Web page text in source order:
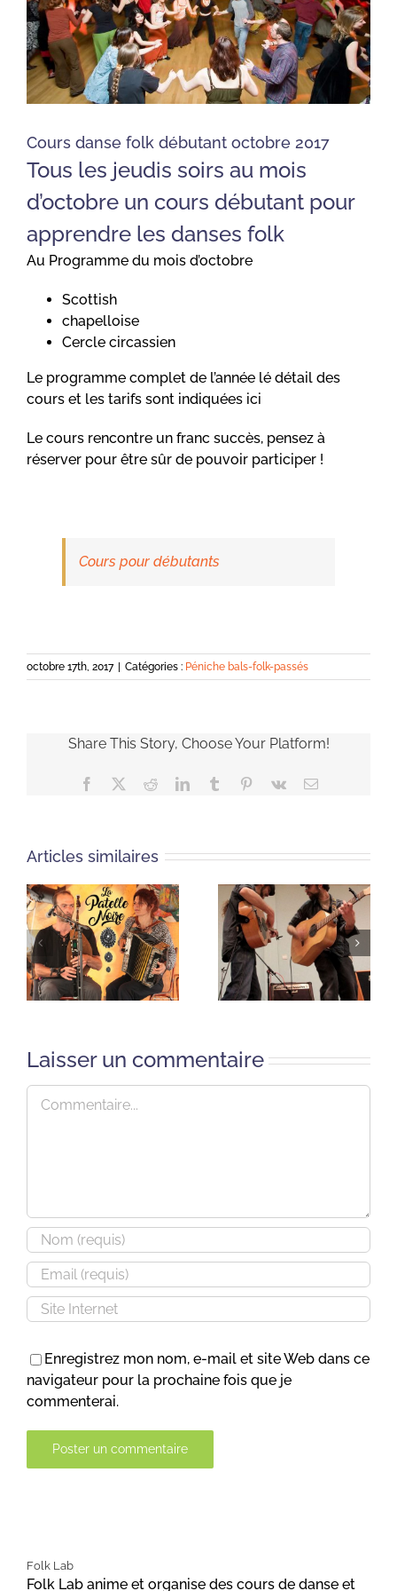
Cours danse folk débutant octobre 2017
Tous les jeudis soirs au mois
d’octobre un cours débutant pour
apprendre les danses folk
Au Programme du mois d’octobre
Scottish
chapelloise
Cercle circassien
Le programme complet de l’année lé détail des
cours et les tarifs sont indiquées ici
Le cours rencontre un franc succès, pensez à
réserver pour être sûr de pouvoir participer !
Cours pour débutants
octobre 17th, 2017 | Catégories : Péniche bals-folk-passés
Share This Story, Choose Your Platform!
Facebook RedditLinkedInTumblr Pinterest
Vk Email
Articles similaires
Laisser un commentaire
Commentaire
Enregistrez mon nom, e-mail et site Web dans ce
navigateur pour la prochaine fois que je
commenterai.
Folk Lab
Folk Lab anime et organise des cours de danse et